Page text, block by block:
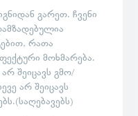
გარეთ. ჩვენი
რათა
მოხმარება.
შეიცავს გმო/
არ შეიცავს